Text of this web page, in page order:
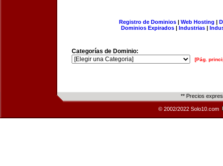
Registro de Dominios| Web Hosting |
Dominios Expirados | Industrias |
Categorías de Dominio:
[Pág.
** Precios
© 2002/2022 Solo10.com